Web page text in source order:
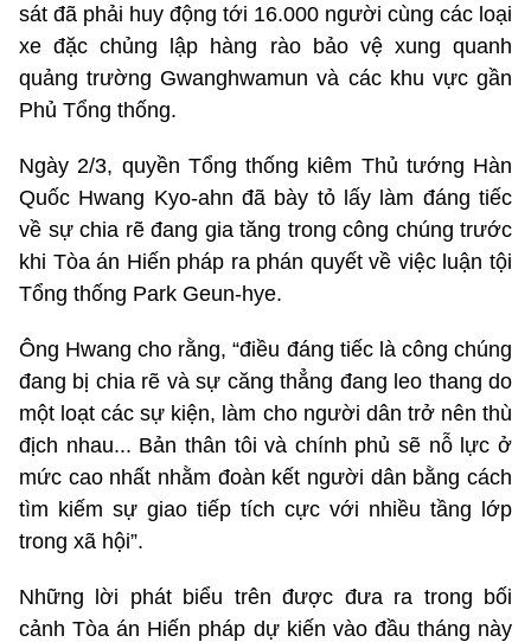
sát đã phải huy động tới 16.000 người cùng các loại
xe đặc chủng lập hàng rào bảo vệ xung quanh
quảng trường Gwanghwamun và các khu vực gần
Phủ Tổng thống.
Ngày 2/3, quyền Tổng thống kiêm Thủ tướng Hàn
Quốc Hwang Kyo-ahn đã bày tỏ lấy làm đáng tiếc
về sự chia rẽ đang gia tăng trong công chúng trước
khi Tòa án Hiến pháp ra phán quyết về việc luận tội
Tổng thống Park Geun-hye.
Ông Hwang cho rằng, “điều đáng tiếc là công chúng
đang bị chia rẽ và sự căng thẳng đang leo thang do
một loạt các sự kiện, làm cho người dân trở nên thù
địch nhau... Bản thân tôi và chính phủ sẽ nỗ lực ở
mức cao nhất nhằm đoàn kết người dân bằng cách
tìm kiếm sự giao tiếp tích cực với nhiều tầng lớp
trong xã hội”.
Những lời phát biểu trên được đưa ra trong bối
cảnh Tòa án Hiến pháp dự kiến vào đầu tháng này